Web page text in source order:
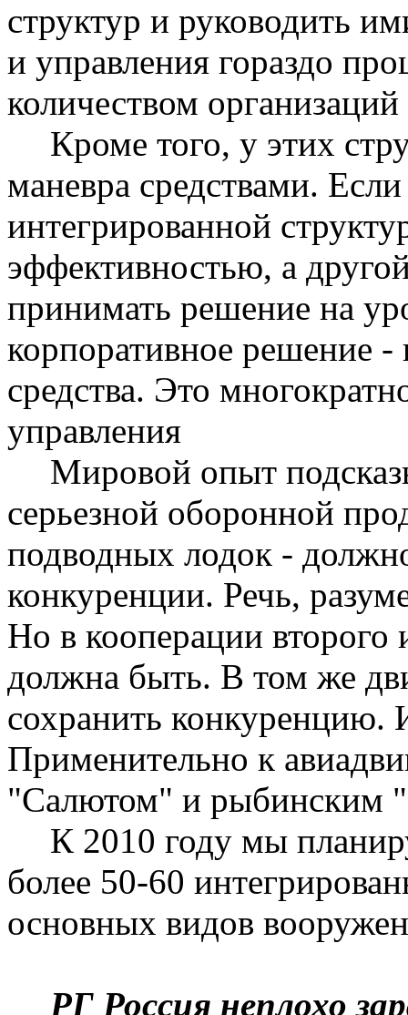
структур и руководить
и управления гораздо
количеством организаций
Кроме того, у этих
маневра средствами.
интегрированной
эффективностью, а
принимать решение на
корпоративное решение
средства. Это
управления
Мировой опыт
серьезной оборонной
подводных лодок -
конкуренции. Речь,
Но в кооперации второго
должна быть. В том же
сохранить конкуренцию.
Применительно к
"Салютом" и рыбинским
К 2010 году мы
более 50-60
основных видов
РГ Россия неплохо